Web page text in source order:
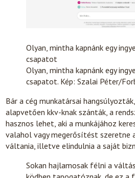
Olyan, mintha kapnánk egy
csapatot
Olyan, mintha kapnánk egy
csapatot. Kép: Szalai Péter/
Bár a cég munkatársai
alapvetően kkv-knak szánták, a
hasznos lehet, aki a munkájához
valahol vagy megerősítést szeretne
váltania, illetve elindulnia a saját
Sokan hajlamosak félni a